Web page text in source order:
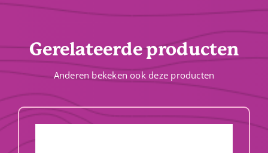
Gerelateerde producten
Anderen bekeken ook deze producten